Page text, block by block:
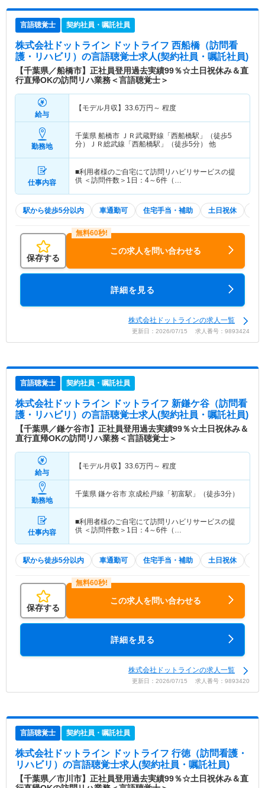
言語聴覚士 契約社員・嘱託社員
株式会社ドットライン ドットライフ 西船橋（訪問看
護・リハビリ） の言語聴覚士求人(契約社員・嘱託社員)
【千葉県／船橋市】正社員登用過去実績99％☆土日祝休み＆直
行直帰OKの訪問リハ業務＜言語聴覚士＞
給与
【モデル月収】 33.6万円～ 程度
勤務地
千葉県 船橋市 ＪＲ武蔵野線「西船橋駅」（徒歩5
分）ＪＲ総武線「西船橋駅」（徒歩5分） 他
仕事内容
■利用者様のご自宅にて訪問リハビリサービスの提
供 ＜訪問件数＞1日：4～6件（…
駅から徒歩5分以内 車通勤可 住宅手当・補助 土日祝休
保存する
この求人を問い合わせる
詳細を見る
株式会社ドットラインの求人一覧
更新日：2026/07/15 求人番号：9893424
言語聴覚士 契約社員・嘱託社員
株式会社ドットライン ドットライフ 新鎌ケ谷（訪問看
護・リハビリ） の言語聴覚士求人(契約社員・嘱託社員)
【千葉県／鎌ケ谷市】正社員登用過去実績99％☆土日祝休み＆
直行直帰OKの訪問リハ業務＜言語聴覚士＞
給与
【モデル月収】 33.6万円～ 程度
勤務地
千葉県 鎌ケ谷市 京成松戸線「初富駅」（徒歩3分）
仕事内容
■利用者様のご自宅にて訪問リハビリサービスの提
供 ＜訪問件数＞1日：4～6件（…
駅から徒歩5分以内 車通勤可 住宅手当・補助 土日祝休
保存する
この求人を問い合わせる
詳細を見る
株式会社ドットラインの求人一覧
更新日：2026/07/15 求人番号：9893420
言語聴覚士 契約社員・嘱託社員
株式会社ドットライン ドットライフ 行徳（訪問看護・
リハビリ） の言語聴覚士求人(契約社員・嘱託社員)
【千葉県／市川市】正社員登用過去実績99％☆土日祝休み＆直